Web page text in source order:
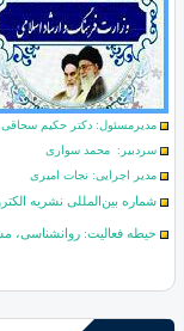
مدیرمسئول: دکتر حکیم سحاقی
سردبیر: محمد سواری
مدیر اجرایی: نجات امیری
شماره بین‌المللی نشریه
حیطه فعالیت: روانشناسی،